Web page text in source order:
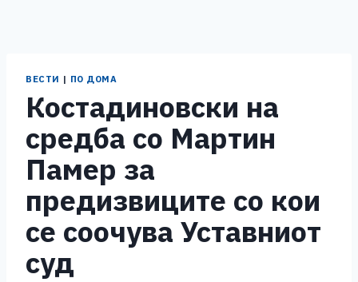
ВЕСТИ | ПО ДОМА
Костадиновски на
средба со Мартин
Памер за
предизвиците со кои
се соочува Уставниот
суд